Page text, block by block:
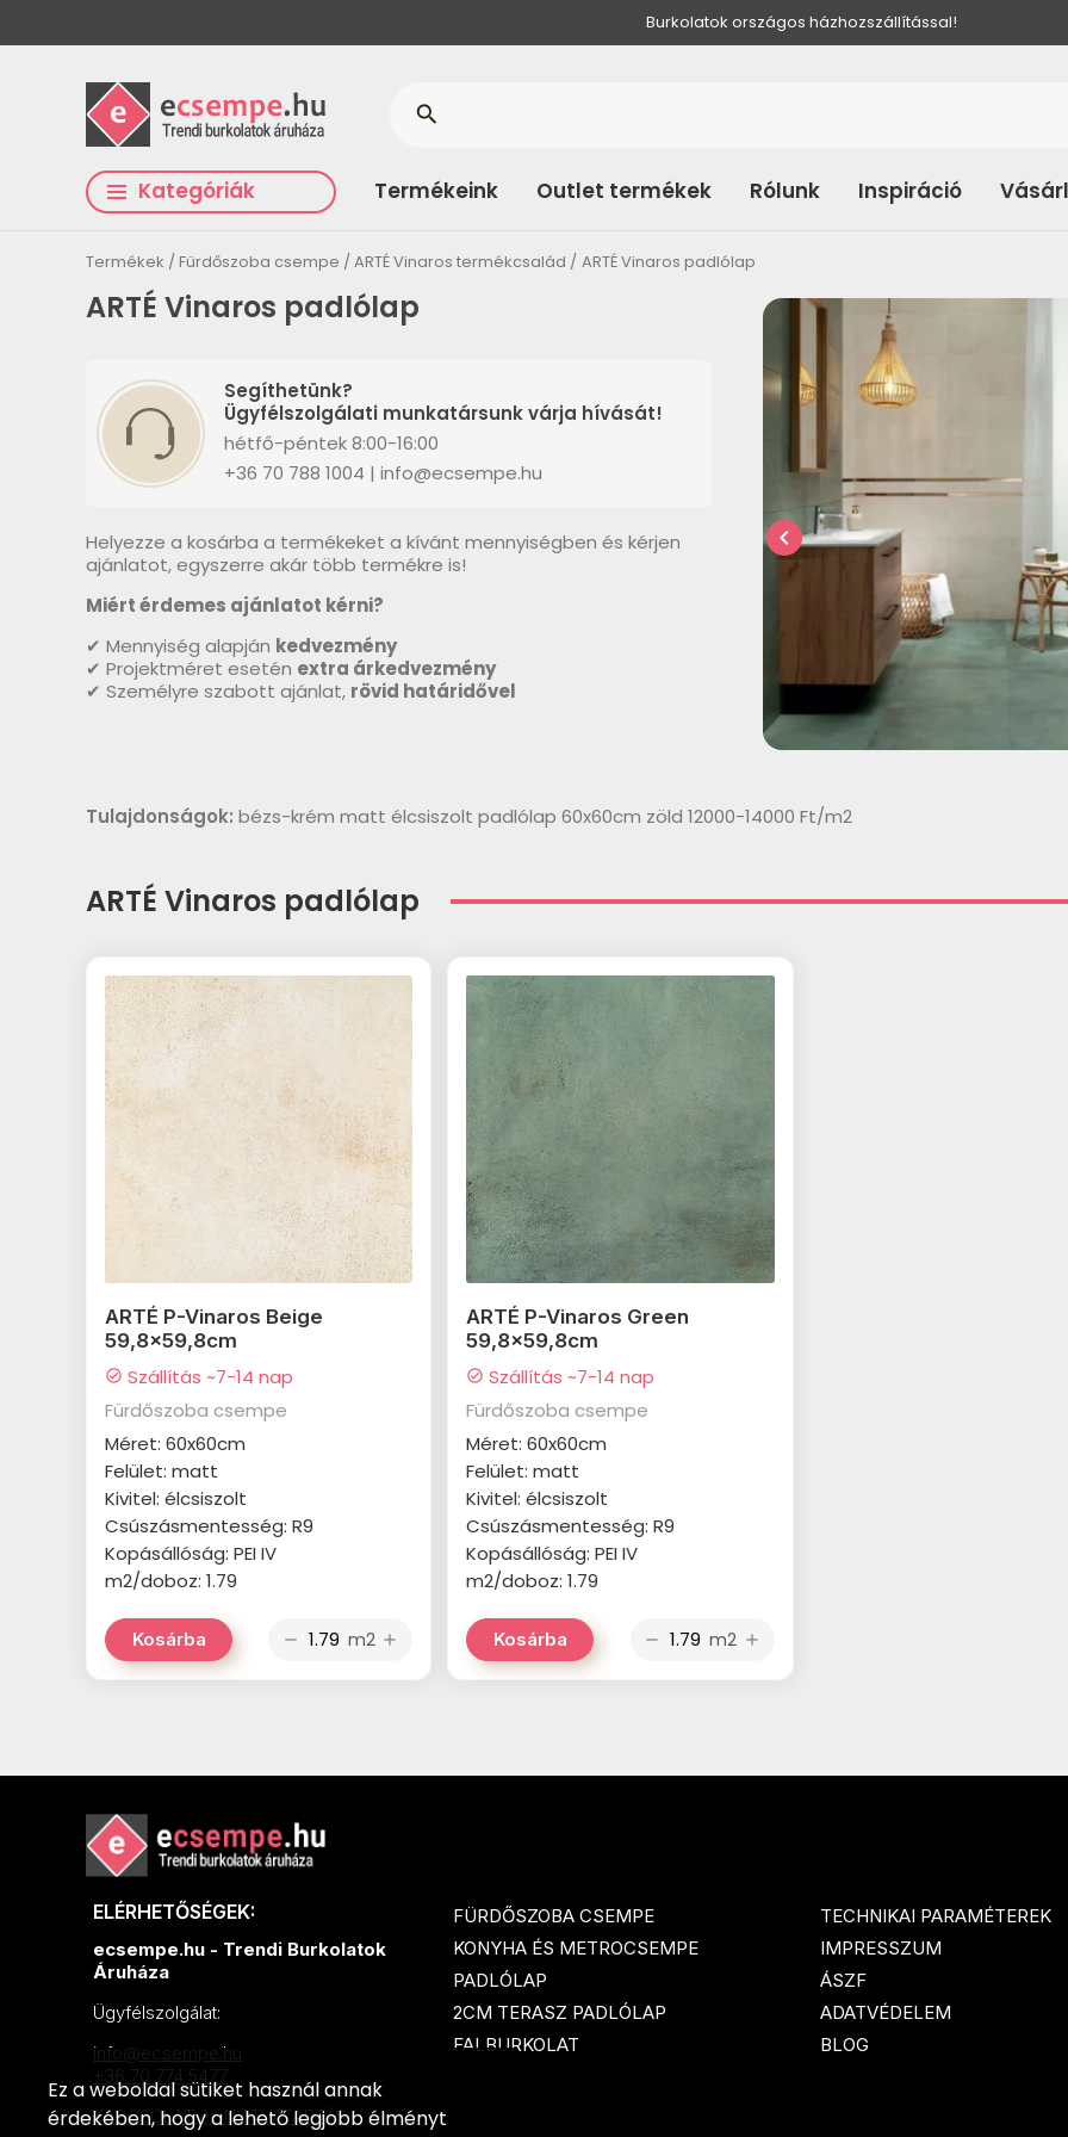
Burkolatok országos házhozszállítással!
Kategóriák Termékeink Outlet termékek Rólunk Inspiráció
search
Termékek Fürdőszoba csempe ARTÉ Vinaros termékcsalád ARTÉ Vinaros padlólap
ARTÉ Vinaros padlólap
Segíthetünk?
Ügyfélszolgálati munkatársunk várja hívását!
hétfő-péntek 8:00-16:00
+36 70 788 1004 | info@ecsempe.hu
Helyezze a kosárba a termékeket a kívánt mennyiségben és kérjen
ajánlatot, egyszerre akár több termékre is!
Miért érdemes ajánlatot kérni?
✔ Mennyiség alapján kedvezmény
✔ Projektméret esetén extra árkedvezmény
✔ Személyre szabott ajánlat, rövid határidővel
chevron_left
Tulajdonságok: bézs-krém matt élcsiszolt padlólap 60x60cm zöld 12000-14000 Ft/m2
ARTÉ Vinaros padlólap
ARTÉ P-Vinaros Beige
59,8x59,8cm
check_circle Szállítás ~7-14 nap
Fürdőszoba csempe
Méret: 60x60cm
Felület: matt
Kivitel: élcsiszolt
Csúszásmentesség: R9
Kopásállóság: PEI IV
m2/doboz: 1.79
Kosárba remove m2 add
ARTÉ P-Vinaros Green
59,8x59,8cm
check_circle Szállítás ~7-14 nap
Fürdőszoba csempe
Méret: 60x60cm
Felület: matt
Kivitel: élcsiszolt
Csúszásmentesség: R9
Kopásállóság: PEI IV
m2/doboz: 1.79
Kosárba remove m2 add
ELÉRHETŐSÉGEK:
ecsempe.hu - Trendi Burkolatok
Áruháza
Ügyfélszolgálat:
info@ecsempe.hu
+36 70 774 5477
KAPCSOLAT és NYITVATARTÁS
FÜRDŐSZOBA CSEMPE
KONYHA ÉS METROCSEMPE
PADLÓLAP
2CM TERASZ PADLÓLAP
FALBURKOLAT
TECHNIKAI PARAMÉTEREK
IMPRESSZUM
ÁSZF
ADATVÉDELEM
BLOG
Ez a weboldal sütiket használ annak
érdekében, hogy a lehető legjobb élményt